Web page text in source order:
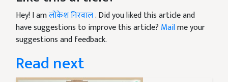
Hey! I amलोकेश निरवाल. Did you liked this article and
have suggestions to improve this article? Mailme your
suggestions and feedback.
Read next